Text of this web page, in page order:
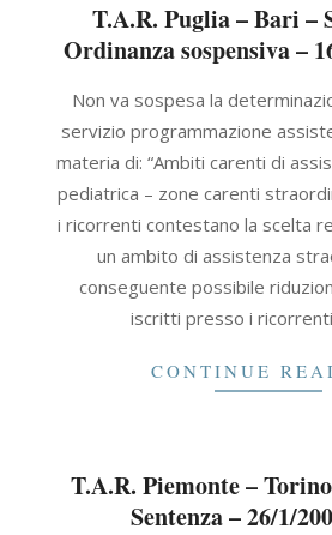
T.A.R. Puglia – Bari –
Ordinanza sospensiva –
02-
16
Non va sospesa la
servizio programmazione
materia di: “Ambiti carenti di
pediatrica – zone carenti
i ricorrenti contestano la scelta
un ambito di assistenza
conseguente possibile
iscritti presso i
CONTINUE
T.A.R. Piemonte –
Sentenza – 26/1/